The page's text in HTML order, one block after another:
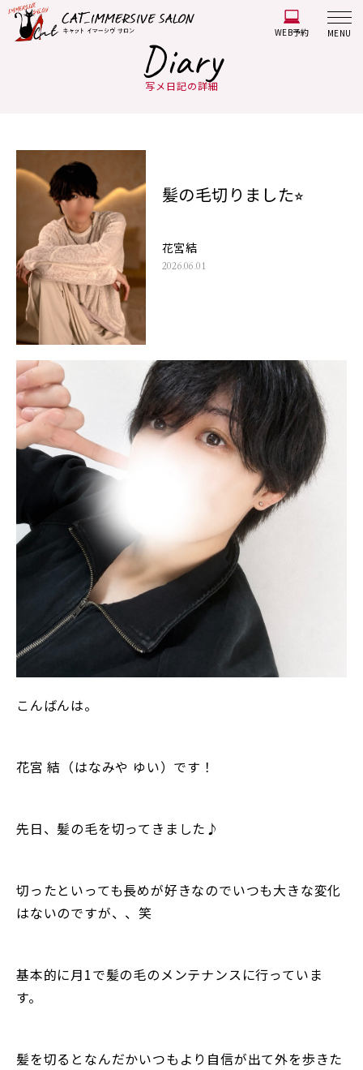
WEB予約 MENU
Diary
写メ日記の詳細
髪の毛切りました⭐︎
花宮結
2026.06.01
こんばんは。
花宮 結（はなみや ゆい）です！
先日、髪の毛を切ってきました♪
切ったといっても長めが好きなのでいつも大きな変化
はないのですが、、笑
基本的に月1で髪の毛のメンテナンスに行っていま
す。
髪を切るとなんだかいつもより自信が出て外を歩きた